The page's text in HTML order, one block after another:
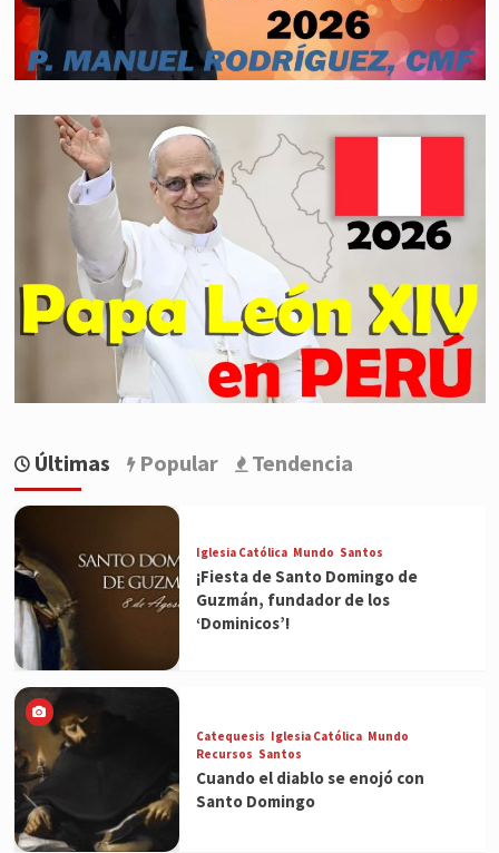
Últimas Popular Tendencia
Iglesia Católica Mundo Santos
¡Fiesta de Santo Domingo de
Guzmán, fundador de los
‘Dominicos’!
Catequesis Iglesia Católica Mundo
Recursos Santos
Cuando el diablo se enojó con
Santo Domingo